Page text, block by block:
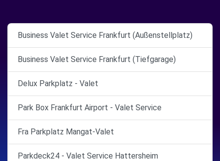
Business Valet Service Frankfurt (Außenstellplatz)
Business Valet Service Frankfurt (Tiefgarage)
Delux Parkplatz - Valet
Park Box Frankfurt Airport - Valet Service
Fra Parkplatz Mangat-Valet
Parkdeck24 - Valet Service Hattersheim